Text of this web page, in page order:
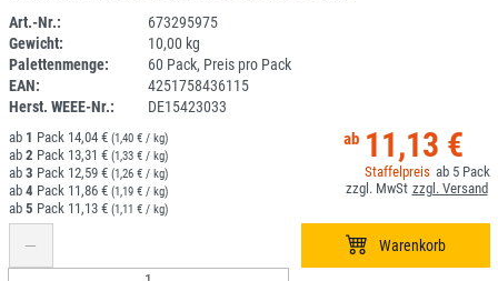
Art.-Nr.:
673295975
Gewicht:
10,00 kg
Palettenmenge:
60 Pack, Preis pro Pack
EAN:
4251758436115
Herst. WEEE-Nr.:
DE15423033
11,13 €
5
1 14,04 € (1,40 € / kg)
2 13,31 € (1,33 € / kg)
3 12,59 € (1,26 € / kg)
4 11,86 € (1,19 € / kg)
5 11,13 € (1,11 € / kg)